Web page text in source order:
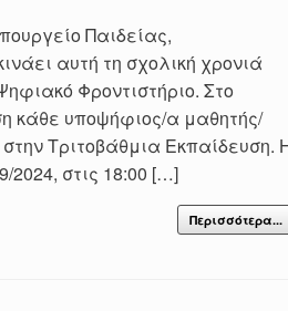
Παιδείας,
αυτή τη σχολική χρονιά
Φροντιστήριο. Στο
κάθε υποψήφιος/α μαθητής/
Τριτοβάθμια Εκπαίδευση.
2024, στις 18:00 […]
Περισσότερα...